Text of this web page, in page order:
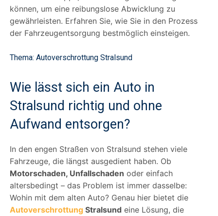
können, um eine reibungslose Abwicklung zu
gewährleisten. Erfahren Sie, wie Sie in den Prozess
der Fahrzeugentsorgung bestmöglich einsteigen.
Thema: Autoverschrottung Stralsund
Wie lässt sich ein Auto in
Stralsund richtig und ohne
Aufwand entsorgen?
In den engen Straßen von Stralsund stehen viele
Fahrzeuge, die längst ausgedient haben. Ob
Motorschaden, Unfallschaden oder einfach
altersbedingt – das Problem ist immer dasselbe:
Wohin mit dem alten Auto? Genau hier bietet die
Autoverschrottung Stralsund eine Lösung, die